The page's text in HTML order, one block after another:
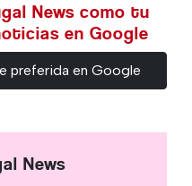
News como tu
en Google
preferida en Google
News